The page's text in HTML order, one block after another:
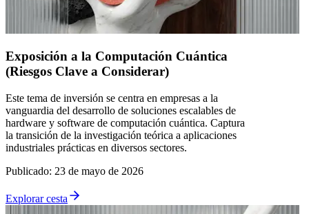
Exposición a la Computación Cuántica
(Riesgos Clave a Considerar)
Este tema de inversión se centra en empresas a la
vanguardia del desarrollo de soluciones escalables de
hardware y software de computación cuántica. Captura
la transición de la investigación teórica a aplicaciones
industriales prácticas en diversos sectores.
Publicado: 23 de mayo de 2026
Explorar cesta